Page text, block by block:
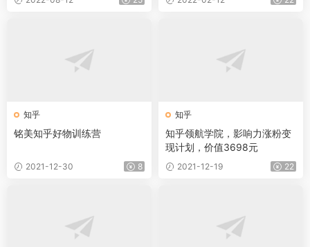
知乎
铭美知乎好物训练营
2021-12-30 8
知乎
知乎领航学院，影响力涨粉变
现计划，价值3698元
2021-12-19 22